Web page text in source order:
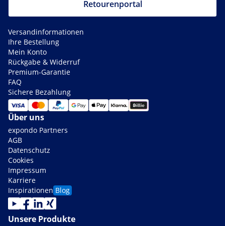
Retourenportal
Versandinformationen
Ihre Bestellung
Mein Konto
Rückgabe & Widerruf
Premium-Garantie
FAQ
Sichere Bezahlung
Über uns
expondo Partners
AGB
Datenschutz
Cookies
Impressum
Karriere
Inspirationen Blog
Unsere Produkte